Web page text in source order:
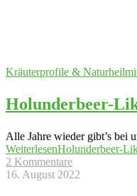
Kräuterprofile &
Holunderbeer-
Alle Jahre wieder gibt’s bei
WeiterlesenHolunderbeer-
2 Kommentare
16. August 2022